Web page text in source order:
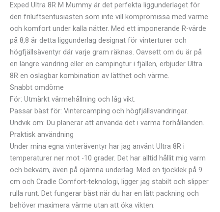
Exped Ultra 8R M Mummy är det perfekta liggunderlaget för
den friluftsentusiasten som inte vill kompromissa med värme
och komfort under kalla nätter. Med ett imponerande R-värde
på 8,8 är detta liggunderlag designat för vinterturer och
högfjällsäventyr där varje gram räknas. Oavsett om du är på
en längre vandring eller en campingtur i fjällen, erbjuder Ultra
8R en oslagbar kombination av lätthet och värme.
Snabbt omdöme
För: Utmärkt värmehållning och låg vikt.
Passar bäst för: Vintercamping och högfjällsvandringar.
Undvik om: Du planerar att använda det i varma förhållanden.
Praktisk användning
Under mina egna vinteräventyr har jag använt Ultra 8R i
temperaturer ner mot -10 grader. Det har alltid hållit mig varm
och bekväm, även på ojämna underlag. Med en tjocklek på 9
cm och Cradle Comfort-teknologi, ligger jag stabilt och slipper
rulla runt. Det fungerar bäst när du har en lätt packning och
behöver maximera värme utan att öka vikten.